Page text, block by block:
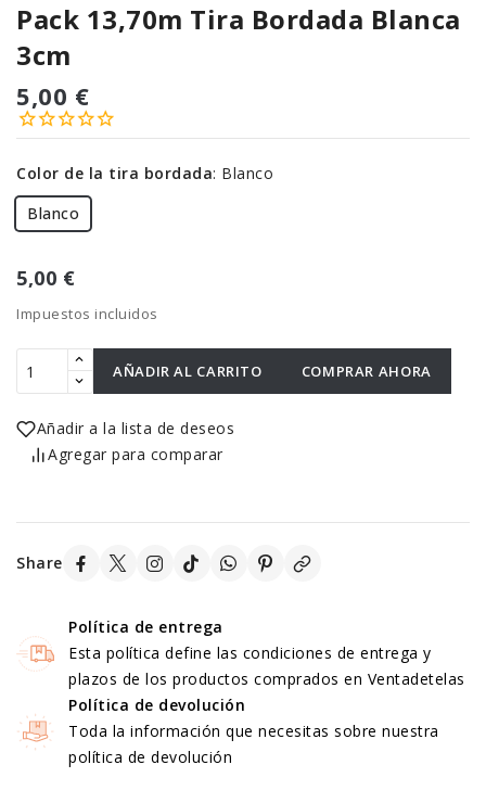
Pack 13,70m Tira Bordada Blanca
3cm
5,00 €
Color de la tira bordada: Blanco
Blanco
5,00 €
Impuestos incluidos
AÑADIR AL CARRITO COMPRAR AHORA
Añadir a la lista de deseos
Agregar para comparar
Share
Política de entrega
Esta política define las condiciones de entrega y
plazos de los productos comprados en Ventadetelas
Política de devolución
Toda la información que necesitas sobre nuestra
política de devolución